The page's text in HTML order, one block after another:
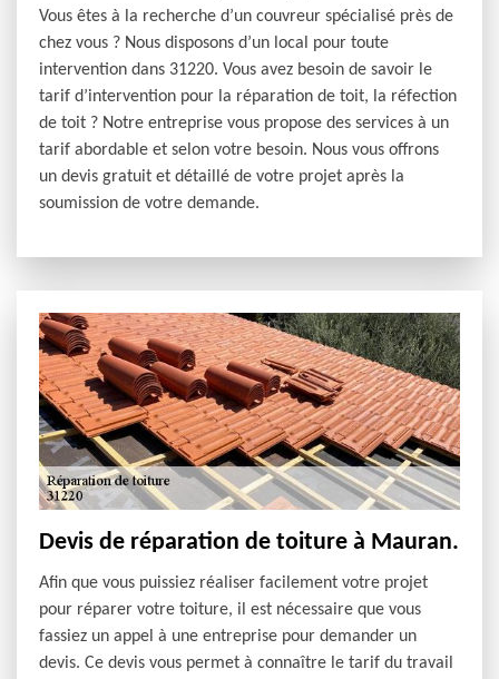
Vous êtes à la recherche d’un couvreur spécialisé près de
chez vous ? Nous disposons d’un local pour toute
intervention dans 31220. Vous avez besoin de savoir le
tarif d’intervention pour la réparation de toit, la réfection
de toit ? Notre entreprise vous propose des services à un
tarif abordable et selon votre besoin. Nous vous offrons
un devis gratuit et détaillé de votre projet après la
soumission de votre demande.
Devis de réparation de toiture à Mauran.
Afin que vous puissiez réaliser facilement votre projet
pour réparer votre toiture, il est nécessaire que vous
fassiez un appel à une entreprise pour demander un
devis. Ce devis vous permet à connaître le tarif du travail